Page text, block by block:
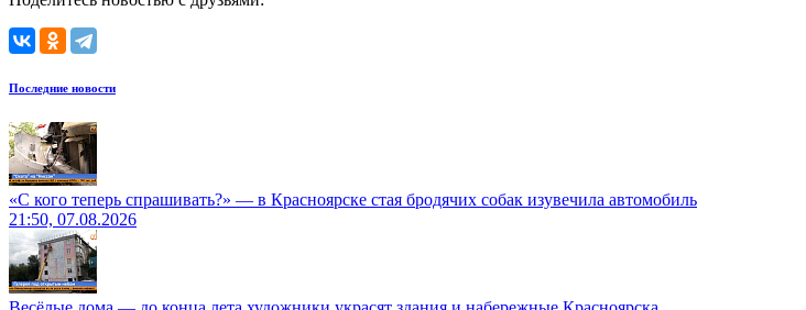
Последние новости
«С кого теперь спрашивать?» — в Красноярске стая бродячих собак изувечила автомобиль
21:50, 07.08.2026